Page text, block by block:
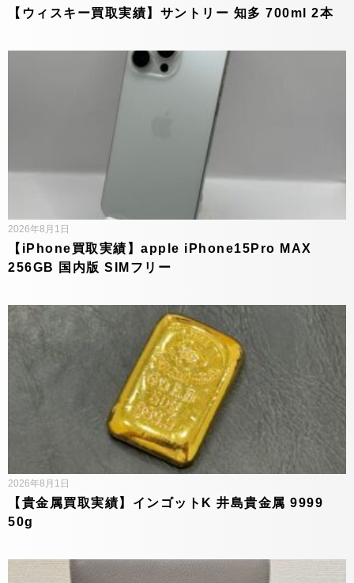
【ウィスキー買取実績】サントリー 知多 700ml 2本
【iPhone買取実績】apple iPhone15Pro MAX
256GB 国内版 SIMフリー
2026年8月1日
【貴金属買取実績】インゴットK 井島貴金属 9999
50g
2026年8月1日